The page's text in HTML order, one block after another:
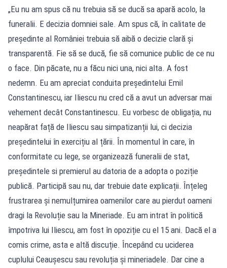
„Eu nu am spus că nu trebuia să se ducă sa apară acolo, la
funeralii. E decizia domniei sale. Am spus că, în calitate de
președinte al României trebuia să aibă o decizie clară și
transparentă. Fie să se ducă, fie să comunice public de ce nu
o face. Din păcate, nu a făcu nici una, nici alta. A fost
nedemn. Eu am apreciat conduita președintelui Emil
Constantinescu, iar Iliescu nu cred că a avut un adversar mai
vehement decât Constantinescu. Eu vorbesc de obligația, nu
neapărat față de Iliescu sau simpatizanții lui, ci decizia
președintelui în exercițiu al țării. În momentul în care, în
conformitate cu lege, se organizează funeralii de stat,
președintele si premierul au datoria de a adopta o poziție
publică. Participă sau nu, dar trebuie date explicații. Înțeleg
frustrarea și nemulțumirea oamenilor care au pierdut oameni
dragi la Revoluție sau la Mineriade. Eu am intrat în politică
împotriva lui Iliescu, am fost în opoziție cu el 15 ani. Dacă el a
comis crime, asta e altă discuție. Începând cu uciderea
cuplului Ceaușescu sau revoluția și mineriadele. Dar cine a